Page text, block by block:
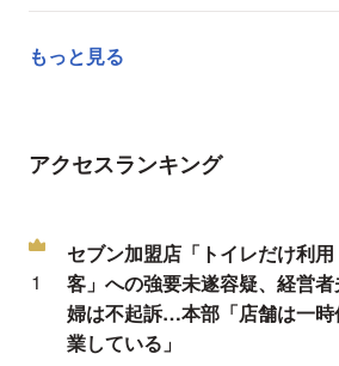
もっと見る
アクセスランキング
セブン加盟店「トイレだけ利用
客」への強要未遂容疑、経営者
婦は不起訴…本部「店舗は一時
業している」